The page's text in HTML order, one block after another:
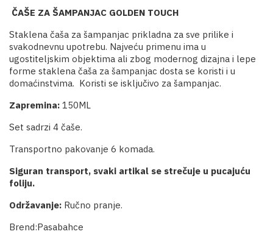
ČAŠE ZA ŠAMPANJAC GOLDEN TOUCH
Staklena čaša za šampanjac prikladna za sve prilike i
svakodnevnu upotrebu. Najveću primenu ima u
ugostiteljskim objektima ali zbog modernog dizajna i lepe
forme staklena čaša za šampanjac dosta se koristi i u
domaćinstvima. Koristi se isključivo za šampanjac.
Zapremina: 150ML
Set sadrzi 4 čaše.
Transportno pakovanje 6 komada.
Siguran transport, svaki artikal se strečuje u pucajuću
foliju.
Održavanje: Ručno pranje.
Brend:Pasabahce